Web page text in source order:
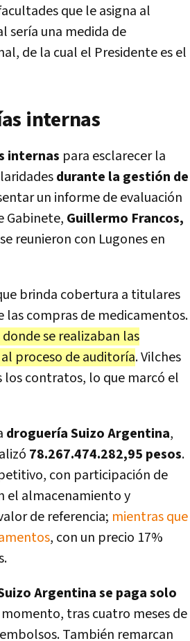
que le asigna al
sería una medida de
de la cual el Presidente es el
internas
internas para esclarecer la
durante la gestión de
un informe de evaluación
Gabinete, Guillermo Francos,
reunieron con Lugones en
brinda cobertura a titulares
compras de medicamentos.
se realizaban las
proceso de auditoría. Vilches
los contratos, lo que marcó el
droguería Suizo Argentina,
78.267.474.282,95 pesos.
con participación de
el almacenamiento y
de referencia; mientras que
, con un precio 17%
Argentina se paga solo
tras cuatro meses de
También remarcan